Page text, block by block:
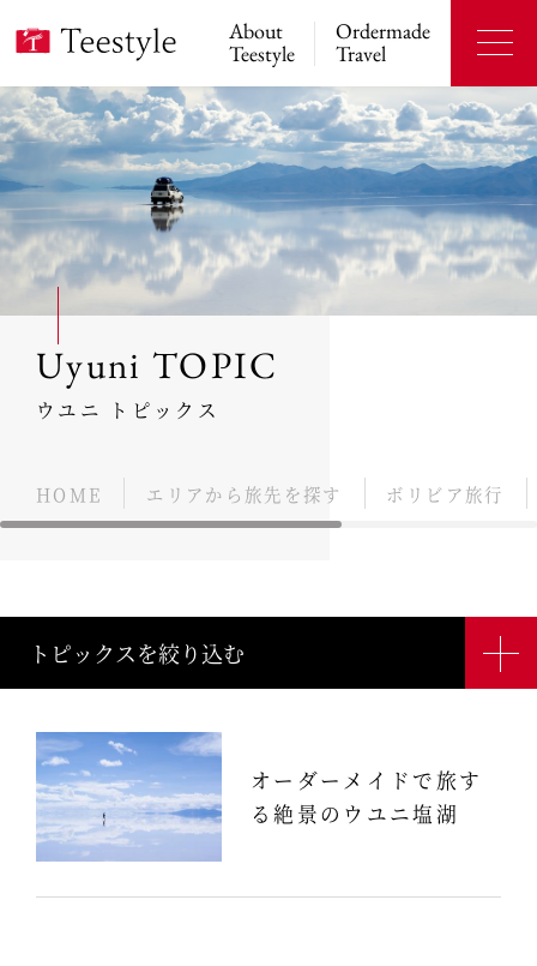
About
Teestyle
Ordermade
Travel
Uyuni TOPIC
ウユニ トピックス
HOME エリアから旅先を探す ボリビア旅行
トピックスを絞り込む
トピックステーマ
すべて
オーダーメイドで旅す
る絶景のウユニ塩湖